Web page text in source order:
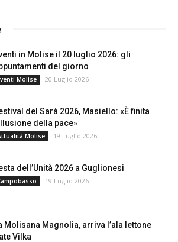
in Molise il 20 luglio 2026: gli
del giorno
Molise 20 Luglio 2026
del Sarà 2026, Masiello: «È finita
della pace»
Molise 19 Luglio 2026
dell’Unità 2026 a Guglionesi
19 Luglio 2026
Molisana Magnolia, arriva l’ala lettone
Vilka